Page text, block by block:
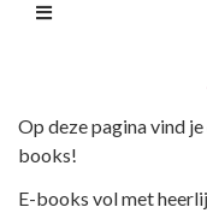
Op deze pagina vind
books!
E-books vol met